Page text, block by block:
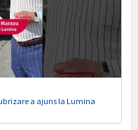
a ajuns la Lumina